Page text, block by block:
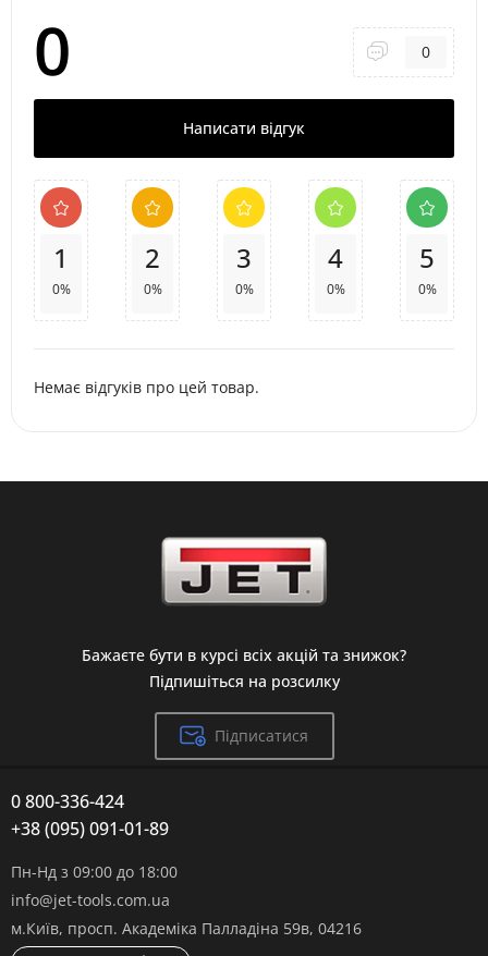
0 0
Написати відгук
1
0%
2
0%
3
0%
4
0%
5
0%
Немає відгуків про цей товар.
Бажаєте бути в курсі всіх акцій та знижок?
Підпишіться на розсилку
Підписатися
0 800-336-424
+38 (095) 091-01-89
Пн-Нд з 09:00 до 18:00
info@jet-tools.com.ua
м.Київ, просп. Академіка Палладіна 59в, 04216